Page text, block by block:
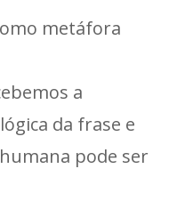
metáfora
a
da frase e
pode ser